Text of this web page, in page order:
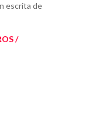
escrita de
/